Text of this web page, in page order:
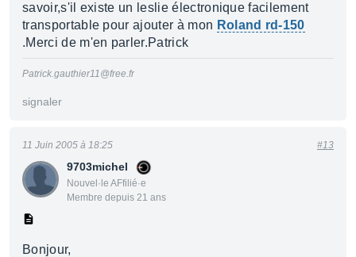
savoir,s'il existe un leslie électronique facilement
transportable pour ajouter à mon Roland rd-150
.Merci de m'en parler.Patrick
Patrick.gauthier11@free.fr
signaler
9703michel
Nouvel·le AFfilié·e
Membre depuis 21 ans
11 Juin 2005 à 18:25 #13
Bonjour,